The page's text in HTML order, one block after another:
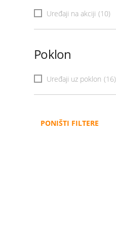
Uređaji na akciji (10)
Poklon
Uređaji uz poklon (16)
PONIŠTI FILTERE